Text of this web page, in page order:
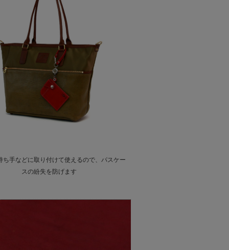
ち手などに取り付けて使えるので、パスケー
スの紛失を防げます